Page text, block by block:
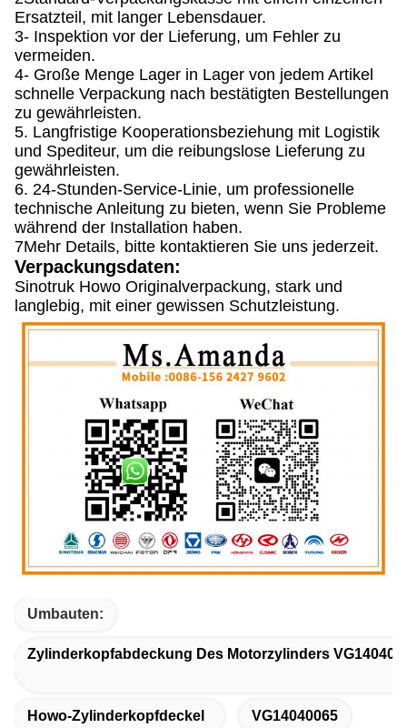
Ersatzteil, mit langer Lebensdauer.
3- Inspektion vor der Lieferung, um Fehler zu
vermeiden.
4- Große Menge Lager in Lager von jedem Artikel
schnelle Verpackung nach bestätigten Bestellungen
zu gewährleisten.
5. Langfristige Kooperationsbeziehung mit Logistik
und Spediteur, um die reibungslose Lieferung zu
gewährleisten.
6. 24-Stunden-Service-Linie, um professionelle
technische Anleitung zu bieten, wenn Sie Probleme
während der Installation haben.
7Mehr Details, bitte kontaktieren Sie uns jederzeit.
Verpackungsdaten:
Sinotruk Howo Originalverpackung, stark und
langlebig, mit einer gewissen Schutzleistung.
Umbauten:
Zylinderkopfabdeckung Des Motorzylinders
Howo-Zylinderkopfdeckel VG14040065